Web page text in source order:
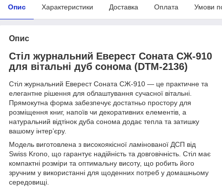
Опис Характеристики Доставка Оплата Умови
Опис
Стіл журнальний Еверест Соната СЖ-910
для вітальні дуб сонома (DTM-2136)
Стіл журнальний Еверест Соната СЖ-910 — це практичне та
елегантне рішення для облаштування сучасної вітальні.
Прямокутна форма забезпечує достатньо простору для
розміщення книг, напоїв чи декоративних елементів, а
натуральний відтінок дуба сонома додає тепла та затишку
вашому інтер’єру.
Модель виготовлена з високоякісної ламінованої ДСП від
Swiss Krono, що гарантує надійність та довговічність. Стіл має
компактні розміри та оптимальну висоту, що робить його
зручним у використанні для щоденних потреб у домашньому
середовищі.